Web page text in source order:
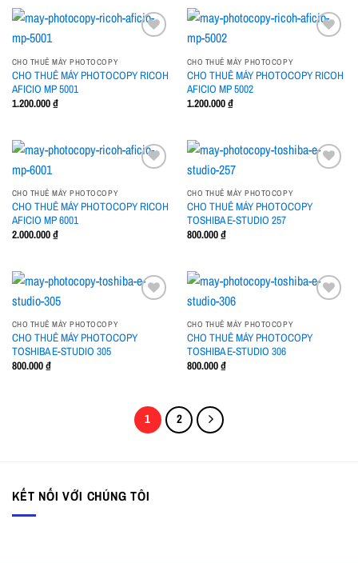
Add to
CHO THUÊ MÁY PHOTOCOPY
CHO THUÊ MÁY PHOTOCOPY RICOH
AFICIO MP 5001
1.200.000₫
Add to
CHO THUÊ MÁY PHOTOCOPY
CHO THUÊ MÁY PHOTOCOPY RICOH
AFICIO MP 5002
1.200.000₫
Add to
CHO THUÊ MÁY PHOTOCOPY
CHO THUÊ MÁY PHOTOCOPY RICOH
AFICIO MP 6001
2.000.000₫
CHO THUÊ MÁY PHOTOCOPY
CHO THUÊ MÁY PHOTOCOPY
TOSHIBA E-STUDIO 257
800.000₫
CHO THUÊ MÁY PHOTOCOPY
CHO THUÊ MÁY PHOTOCOPY
TOSHIBA E-STUDIO 305
800.000₫
CHO THUÊ MÁY PHOTOCOPY
CHO THUÊ MÁY PHOTOCOPY
TOSHIBA E-STUDIO 306
800.000₫
1 2
KẾT NỐI VỚI CHÚNG TÔI